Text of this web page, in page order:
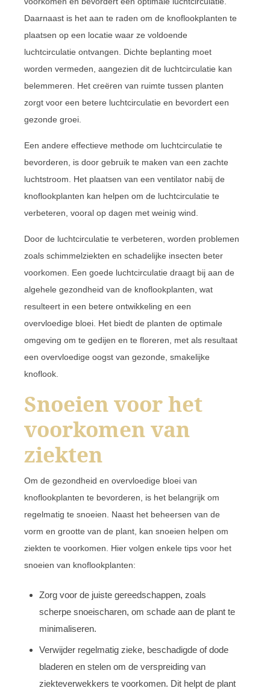
Daarnaast is het aan te raden om de knoflookplanten te
plaatsen op een locatie waar ze voldoende
luchtcirculatie ontvangen. Dichte beplanting moet
worden vermeden, aangezien dit de luchtcirculatie kan
belemmeren. Het creëren van ruimte tussen planten
zorgt voor een betere luchtcirculatie en bevordert een
gezonde groei.
Een andere effectieve methode om luchtcirculatie te
bevorderen, is door gebruik te maken van een zachte
luchtstroom. Het plaatsen van een ventilator nabij de
knoflookplanten kan helpen om de luchtcirculatie te
verbeteren, vooral op dagen met weinig wind.
Door de luchtcirculatie te verbeteren, worden problemen
zoals schimmelziekten en schadelijke insecten beter
voorkomen. Een goede luchtcirculatie draagt bij aan de
algehele gezondheid van de knoflookplanten, wat
resulteert in een betere ontwikkeling en een
overvloedige bloei. Het biedt de planten de optimale
omgeving om te gedijen en te floreren, met als resultaat
een overvloedige oogst van gezonde, smakelijke
knoflook.
Snoeien voor het
voorkomen van
ziekten
Om de gezondheid en overvloedige bloei van
knoflookplanten te bevorderen, is het belangrijk om
regelmatig te snoeien. Naast het beheersen van de
vorm en grootte van de plant, kan snoeien helpen om
ziekten te voorkomen. Hier volgen enkele tips voor het
snoeien van knoflookplanten:
Zorg voor de juiste gereedschappen, zoals
scherpe snoeischaren, om schade aan de plant te
minimaliseren.
Verwijder regelmatig zieke, beschadigde of dode
bladeren en stelen om de verspreiding van
ziekteverwekkers te voorkomen. Dit helpt de plant